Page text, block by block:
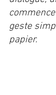
geste
papier.